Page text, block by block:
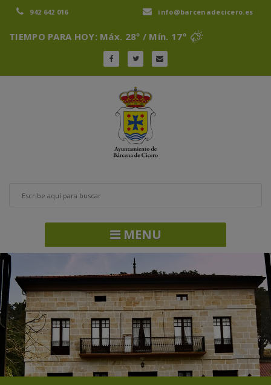
942 642 016 info@barcenadecicero.es
TIEMPO PARA HOY: Máx. 28º / Mín. 17º
MENU